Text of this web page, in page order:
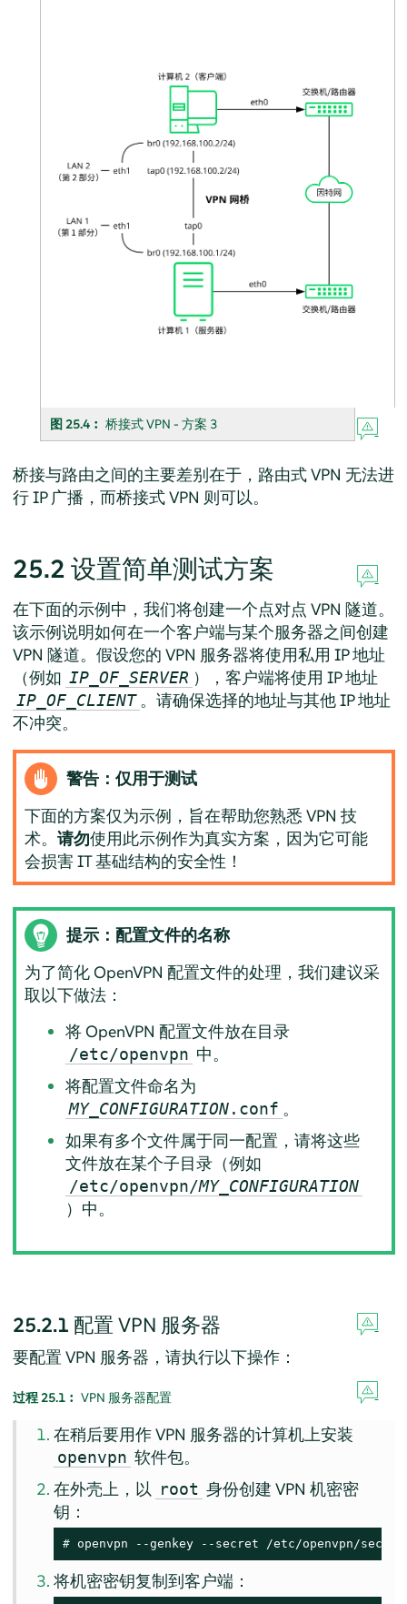
图 25.4︰ 桥接式 VPN - 方案 3
桥接与路由之间的主要差别在于，路由式 VPN 无法进
行 IP 广播，而桥接式 VPN 则可以。
25.2 设置简单测试方案
在下面的示例中，我们将创建一个点对点 VPN 隧道。
该示例说明如何在一个客户端与某个服务器之间创建
VPN 隧道。假设您的 VPN 服务器将使用私用 IP 地址
（例如 IP_OF_SERVER ），客户端将使用 IP 地址
IP_OF_CLIENT 。请确保选择的地址与其他 IP 地址
不冲突。
警告：仅用于测试
下面的方案仅为示例，旨在帮助您熟悉 VPN 技
术。请勿使用此示例作为真实方案，因为它可能
会损害 IT 基础结构的安全性！
提示：配置文件的名称
为了简化 OpenVPN 配置文件的处理，我们建议采
取以下做法：
将 OpenVPN 配置文件放在目录
/etc/openvpn 中。
将配置文件命名为
MY_CONFIGURATION.conf 。
如果有多个文件属于同一配置，请将这些
文件放在某个子目录（例如
/etc/openvpn/MY_CONFIGURATION
）中。
25.2.1 配置 VPN 服务器
要配置 VPN 服务器，请执行以下操作：
过程 25.1︰ VPN 服务器配置
在稍后要用作 VPN 服务器的计算机上安装
openvpn 软件包。
在外壳上，以 root 身份创建 VPN 机密密
钥：
# openvpn --genkey --secret /etc/openvpn/
将机密密钥复制到客户端：